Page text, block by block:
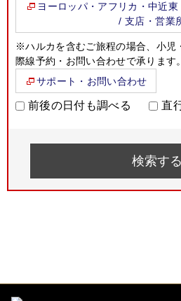
ヨーロッパ・アフリカ・中近
/ 支店・営業
※ハルカを含むご旅程の場合、小児
際線予約・お問い合わせで承ります。
サポート・お問い合わせ
前後の日付も調べる 直